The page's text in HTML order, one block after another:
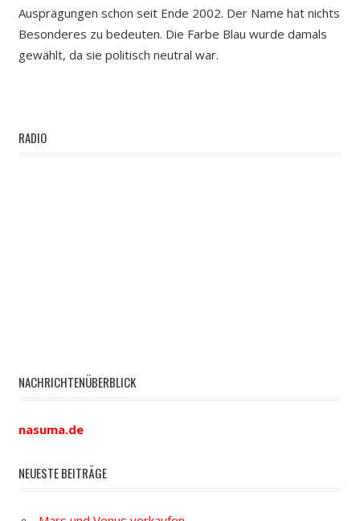
Ausprägungen schon seit Ende 2002. Der Name hat nichts
Besonderes zu bedeuten. Die Farbe Blau wurde damals
gewählt, da sie politisch neutral war.
RADIO
NACHRICHTENÜBERBLICK
nasuma.de
NEUESTE BEITRÄGE